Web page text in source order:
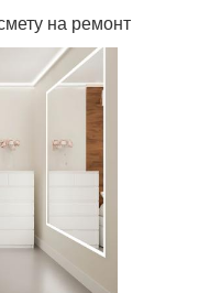
на ремонт